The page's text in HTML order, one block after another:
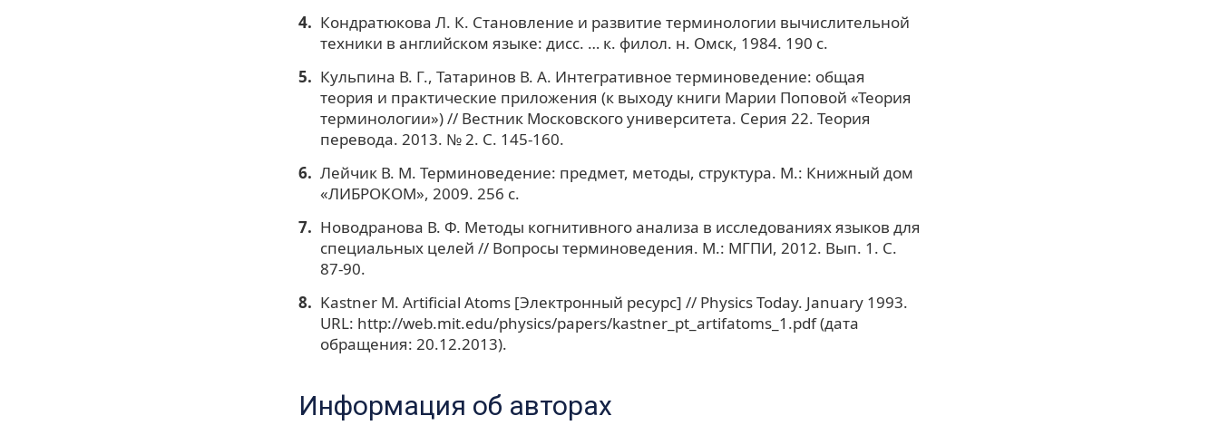
Кондратюкова Л. К. Становление и развитие терминологии вычислительной
техники в английском языке: дисс. … к. филол. н. Омск, 1984. 190 с.
Кульпина В. Г., Татаринов В. А. Интегративное терминоведение: общая
теория и практические приложения (к выходу книги Марии Поповой «Теория
терминологии») // Вестник Московского университета. Серия 22. Теория
перевода. 2013. № 2. С. 145-160.
Лейчик В. М. Терминоведение: предмет, методы, структура. М.: Книжный дом
«ЛИБРОКОМ», 2009. 256 с.
Новодранова В. Ф. Методы когнитивного анализа в исследованиях языков для
специальных целей // Вопросы терминоведения. М.: МГПИ, 2012. Вып. 1. С.
87-90.
Kastner M. Artificial Atoms [Электронный ресурс] // Physics Today. January 1993.
URL: http://web.mit.edu/physics/papers/kastner_pt_artifatoms_1.pdf (дата
обращения: 20.12.2013).
Информация об авторах